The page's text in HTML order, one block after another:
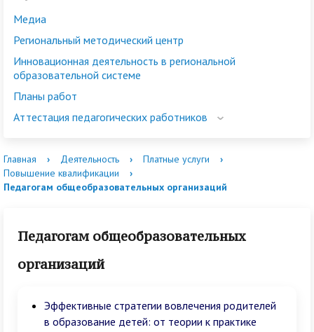
Медиа
Региональный методический центр
Инновационная деятельность в региональной
образовательной системе
Планы работ
Аттестация педагогических работников
Главная › Деятельность › Платные услуги
›
Повышение квалификации
›
Педагогам общеобразовательных организаций
Педагогам общеобразовательных
организаций
Эффективные стратегии вовлечения родителей
в образование детей: от теории к практике